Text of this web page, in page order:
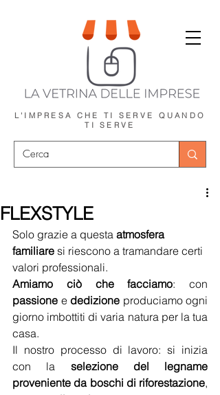
L'IMPRESA CHE TI SERVE QUANDO
TI SERVE
FLEXSTYLE
Solo grazie a questa atmosfera
familiare si riescono a tramandare certi
valori professionali.
Amiamo ciò che facciamo
passione e dedizione produciamo ogni
giorno imbottiti di varia natura per la tua
casa.
Il nostro processo di lavoro: si inizia
con la selezione del legname
proveniente da boschi di riforestazione,